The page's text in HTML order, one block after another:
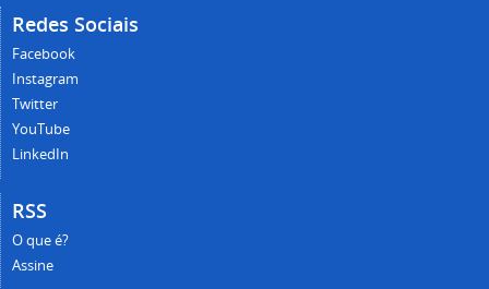
Redes Sociais
Facebook
Instagram
Twitter
YouTube
LinkedIn
RSS
O que é?
Assine